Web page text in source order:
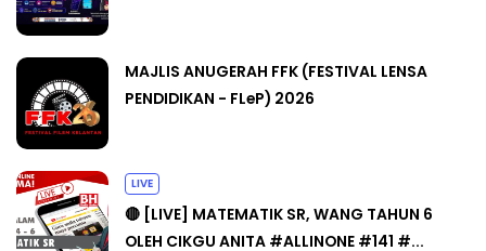
MAJLIS ANUGERAH FFK (FESTIVAL LENSA
PENDIDIKAN - FLeP) 2026
LIVE
🔴 [LIVE] MATEMATIK SR, WANG TAHUN 6
OLEH CIKGU ANITA #ALLINONE #141 #...